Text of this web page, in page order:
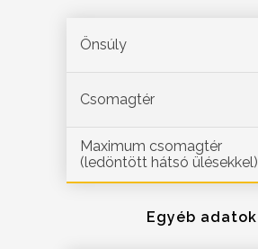
Önsúly
Csomagtér
Maximum csomagtér
(ledöntött hátsó ülésekkel)
Egyéb adatok